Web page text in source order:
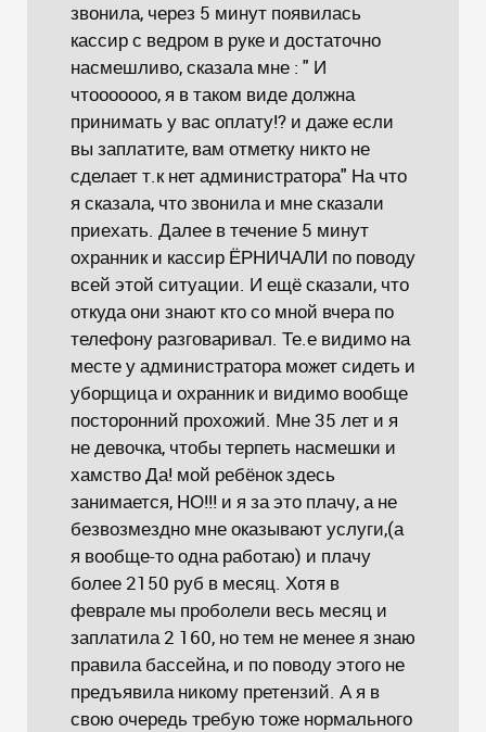
звонила, через 5 минут появилась
кассир с ведром в руке и достаточно
насмешливо, сказала мне : " И
чтооооооо, я в таком виде должна
принимать у вас оплату!? и даже если
вы заплатите, вам отметку никто не
сделает т.к нет администратора" На что
я сказала, что звонила и мне сказали
приехать. Далее в течение 5 минут
охранник и кассир ЁРНИЧАЛИ по поводу
всей этой ситуации. И ещё сказали, что
откуда они знают кто со мной вчера по
телефону разговаривал. Те.е видимо на
месте у администратора может сидеть и
уборщица и охранник и видимо вообще
посторонний прохожий. Мне 35 лет и я
не девочка, чтобы терпеть насмешки и
хамство Да! мой ребёнок здесь
занимается, НО!!! и я за это плачу, а не
безвозмездно мне оказывают услуги,(а
я вообще-то одна работаю) и плачу
более 2150 руб в месяц. Хотя в
феврале мы проболели весь месяц и
заплатила 2 160, но тем не менее я знаю
правила бассейна, и по поводу этого не
предъявила никому претензий. А я в
свою очередь требую тоже нормального